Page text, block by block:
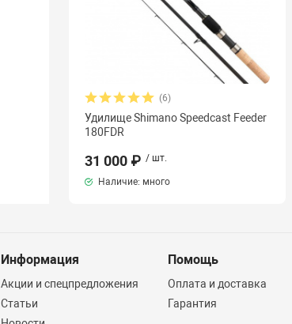
(6)
Удилище Shimano Speedcast Feeder
180FDR
31 000 ₽ / шт.
Наличие: много
Информация
Акции и спецпредложения
Статьи
Помощь
Оплата и доставка
Гарантия